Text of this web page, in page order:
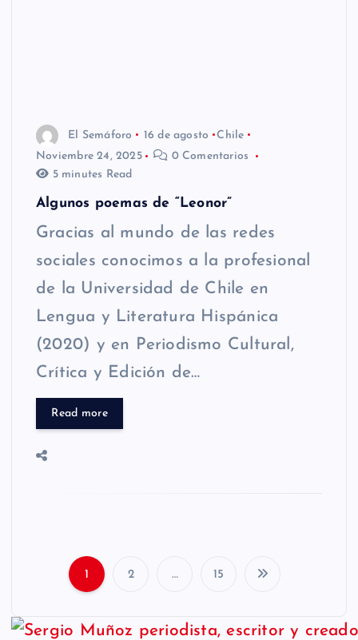
El Semáforo 16 de agosto
Chile
Noviembre 24, 2025
0 Comentarios
5 minutes Read
Algunos poemas de “Leonor”
Gracias al mundo de las redes
sociales conocimos a la profesional
de la Universidad de Chile en
Lengua y Literatura Hispánica
(2020) y en Periodismo Cultural,
Crítica y Edición de…
Read more
a
1 2 … 15